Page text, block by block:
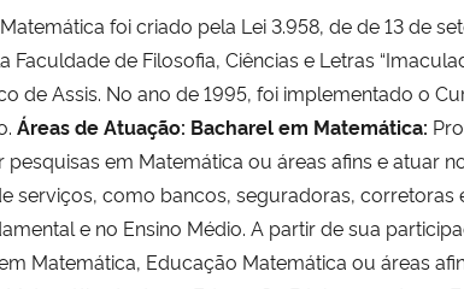
foi criado pela Lei 3.958, de de 13 de
Faculdade de Filosofia, Ciências e Letras
de Assis. No ano de 1995, foi implementado o
Áreas de Atuação: Bacharel em Matemática:
pesquisas em Matemática ou áreas afins e atuar
serviços, como bancos, seguradoras, corretoras
e no Ensino Médio. A partir de sua
Matemática, Educação Matemática ou áreas